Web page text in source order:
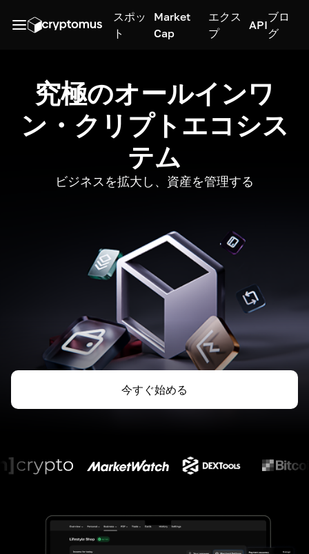
スポッ
ト
Market
Cap
エクス
プ
API
ブロ
グ
究極のオールインワ
ン・クリプトエコシス
テム
ビジネスを拡大し、資産を管理する
今すぐ始める